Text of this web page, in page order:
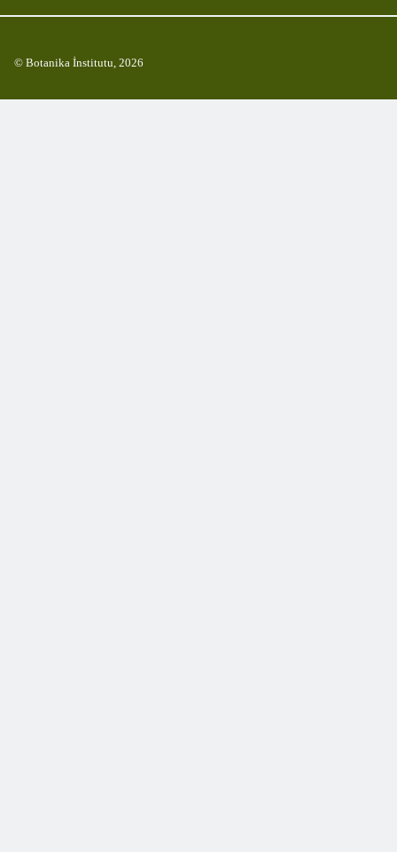
© Botanika İnstitutu, 2026